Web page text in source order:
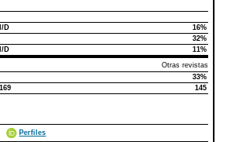
artículo
D
16%
32%
D
11%
Otras revistas
33%
169 145
Perfiles